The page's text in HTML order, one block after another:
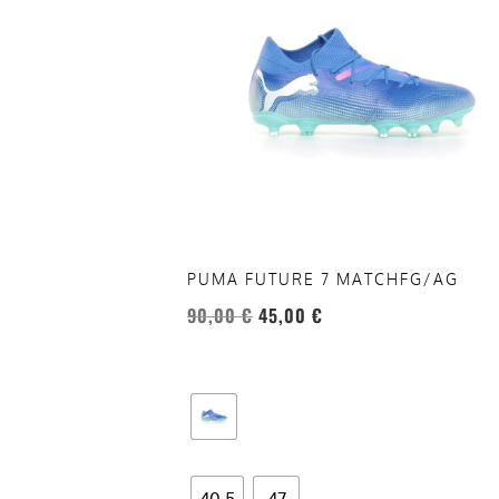
PUMA FUTURE 7 MATCHFG/AG
90,00€ 45,00 €
del
prodotto